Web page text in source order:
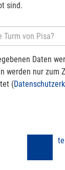
sind.
Daten
werden nur zum
(